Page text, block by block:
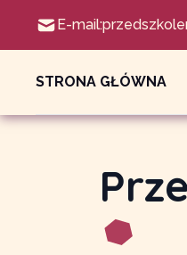
E-mail:
STRONA GŁÓWNA